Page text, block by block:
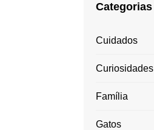
Categorias
Cuidados
Curiosidades
Família
Gatos